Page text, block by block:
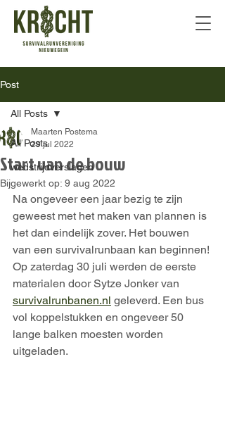
Post
All Posts
wedstrijdverslagen
All Posts
Start van de bouw
Maarten Postema
29 jul 2022
Bijgewerkt op: 9 aug 2022
Na ongeveer een jaar bezig te zijn
geweest met het maken van plannen is
het dan eindelijk zover. Het bouwen
van een survivalrunbaan kan beginnen!
Op zaterdag 30 juli werden de eerste
materialen door Sytze Jonker van
survivalrunbanen.nl geleverd. Een bus
vol koppelstukken en ongeveer 50
lange balken moesten worden
uitgeladen.